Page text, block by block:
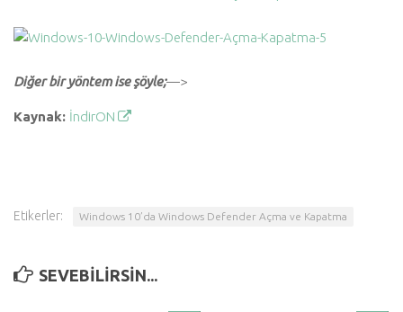
Diğer bir yöntem ise şöyle;—>
Kaynak: İndirON
Etikerler: Windows 10’da Windows Defender Açma ve Kapatma
SEVEBILIRSIN...